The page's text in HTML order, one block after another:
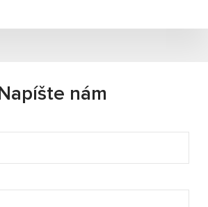
Napíšte nám